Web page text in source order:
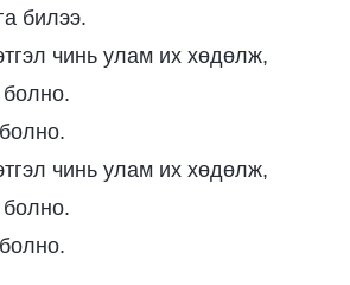
билээ.
чинь улам их хөдөлж,
болно.
чинь улам их хөдөлж,
болно.